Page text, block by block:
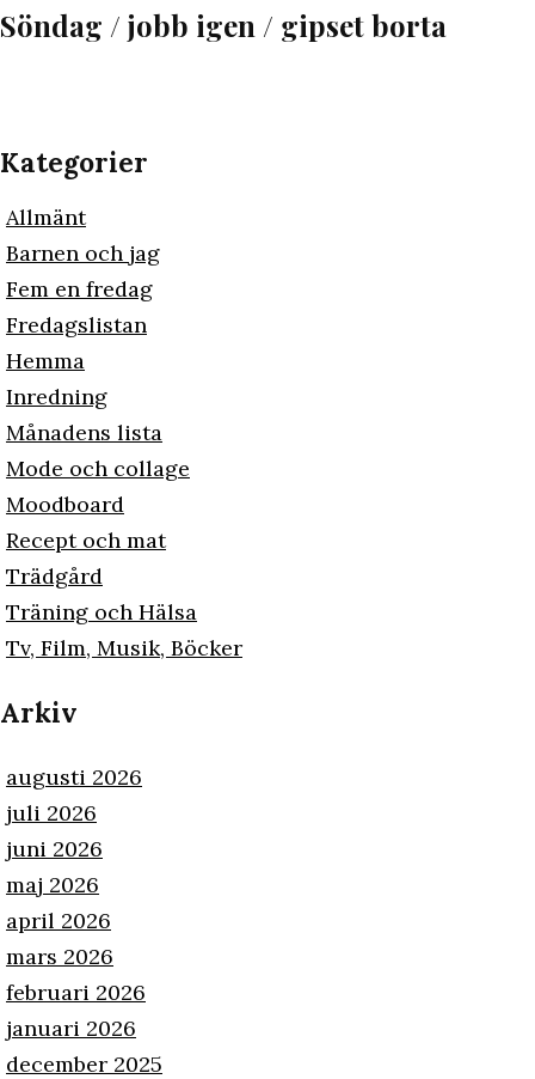
Söndag / jobb igen / gipset borta
Kategorier
Allmänt
Barnen och jag
Fem en fredag
Fredagslistan
Hemma
Inredning
Månadens lista
Mode och collage
Moodboard
Recept och mat
Trädgård
Träning och Hälsa
Tv, Film, Musik, Böcker
Arkiv
augusti 2026
juli 2026
juni 2026
maj 2026
april 2026
mars 2026
februari 2026
januari 2026
december 2025